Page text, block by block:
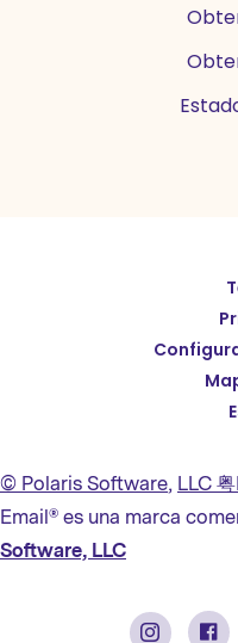
© Polaris Software, LLC
Email® es una marca
Software, LLC